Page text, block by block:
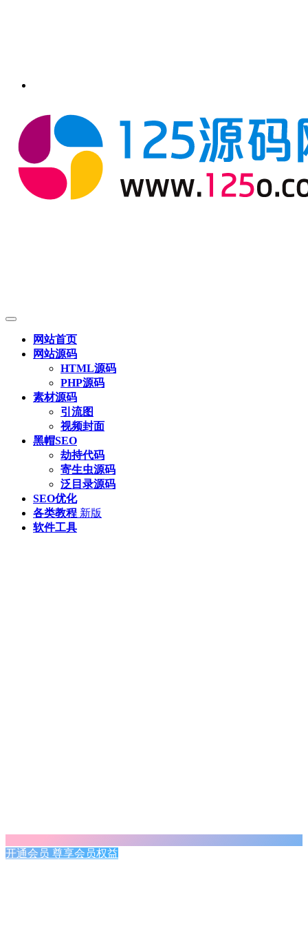
网站首页
网站源码
HTML源码
PHP源码
素材源码
引流图
视频封面
黑帽SEO
劫持代码
寄生虫源码
泛目录源码
SEO优化
各类教程 新版
软件工具
开通会员 尊享会员权益